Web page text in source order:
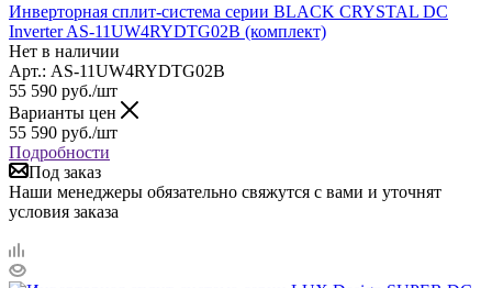
Инверторная сплит-система серии BLACK CRYSTAL DC
Inverter AS-11UW4RYDTG02B (комплект)
Нет в наличии
Арт.: AS-11UW4RYDTG02B
55 590 руб./шт
Варианты цен
55 590 руб./шт
Подробности
Под заказ
Наши менеджеры обязательно свяжутся с вами и уточнят
условия заказа